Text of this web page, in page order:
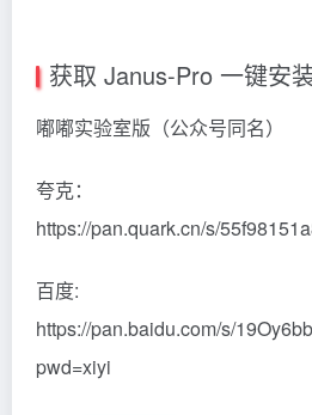
获取 Janus-Pro 一键安
嘟嘟实验室版（公众号同名）
夸克：
https://pan.quark.cn/s/
百度:
https://pan.baidu.com/s/
pwd=xiyi